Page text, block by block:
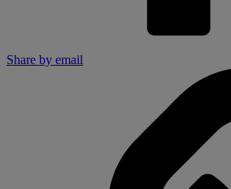
Share by email